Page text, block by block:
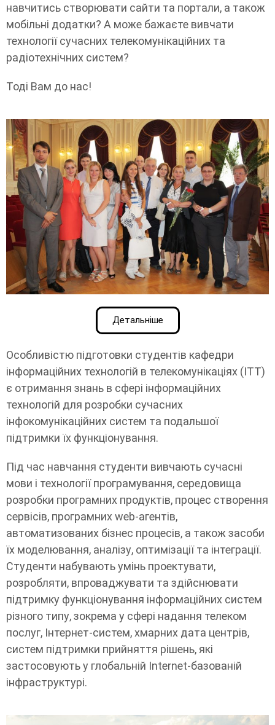
навчитись створювати сайти та портали, а також
мобільні додатки? А може бажаєте вивчати
технології сучасних телекомунікаційних та
радіотехнічних систем?
Тоді Вам до нас!
Детальніше
Особливістю підготовки студентів кафедри
інформаційних технологій в телекомунікаціях (ІТТ)
є отримання знань в сфері інформаційних
технологій для розробки сучасних
інфокомунікаційних систем та подальшої
підтримки їх функціонування.
Під час навчання студенти вивчають сучасні
мови і технології програмування, середовища
розробки програмних продуктів, процес створення
сервісів, програмних web-агентів,
автоматизованих бізнес процесів, а також засоби
їх моделювання, аналізу, оптимізації та інтеграції.
Студенти набувають умінь проектувати,
розробляти, впроваджувати та здійснювати
підтримку функціонування інформаційних систем
різного типу, зокрема у сфері надання телеком
послуг, Інтернет-систем, хмарних дата центрів,
систем підтримки прийняття рішень, які
застосовують у глобальній Internet-базованій
інфраструктурі.